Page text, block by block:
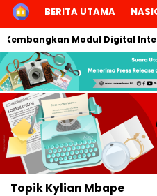
HOMEBERITA UTAMA
Modul Digital
TopikKylian Mbape